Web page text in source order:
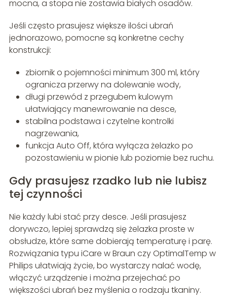
mocna, a stopa nie zostawia białych osadów.
Jeśli często prasujesz większe ilości ubrań
jednorazowo, pomocne są konkretne cechy
konstrukcji:
zbiornik o pojemności minimum 300 ml, który
ogranicza przerwy na dolewanie wody,
długi przewód z przegubem kulowym
ułatwiający manewrowanie na desce,
stabilna podstawa i czytelne kontrolki
nagrzewania,
funkcja Auto Off, która wyłącza żelazko po
pozostawieniu w pionie lub poziomie bez ruchu.
Gdy prasujesz rzadko lub nie lubisz
tej czynności
Nie każdy lubi stać przy desce. Jeśli prasujesz
dorywczo, lepiej sprawdzą się żelazka proste w
obsłudze, które same dobierają temperaturę i parę.
Rozwiązania typu iCare w Braun czy OptimalTemp w
Philips ułatwiają życie, bo wystarczy nalać wodę,
włączyć urządzenie i można przejechać po
większości ubrań bez myślenia o rodzaju tkaniny.